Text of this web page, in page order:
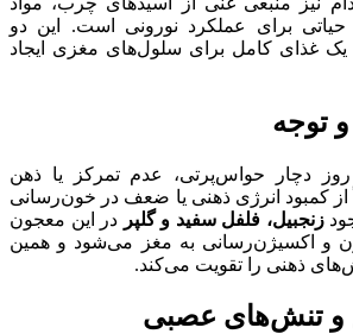
حیاتی برای عملکرد نورونی است. این دو
غذای کامل برای سلول‌های مغزی ایجاد
توجه
دچار حواس‌پرتی، عدم تمرکز یا ذهن
از کمبود انرژی ذهنی یا ضعف در خون‌رسانی
زنجبیل، فلفل سفید و گلپر در این معجون
و اکسیژن‌رسانی به مغز می‌شود و همین
ذهنی را تقویت می‌کند.
تنش‌های عصبی